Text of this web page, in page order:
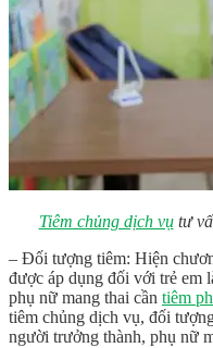
Tiêm chủng dịch vụtư
– Đối tượng tiêm: Hiện
được áp dụng đối với trẻ em
phụ nữ mang thai cần tiêm
tiêm chủng dịch vụ, đối
người trưởng thành, phụ nữ